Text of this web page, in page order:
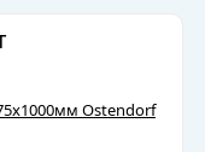
Ostendorf